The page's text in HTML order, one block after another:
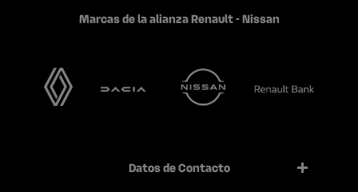
Marcas de la alianza Renault - Nissan
Datos de Contacto